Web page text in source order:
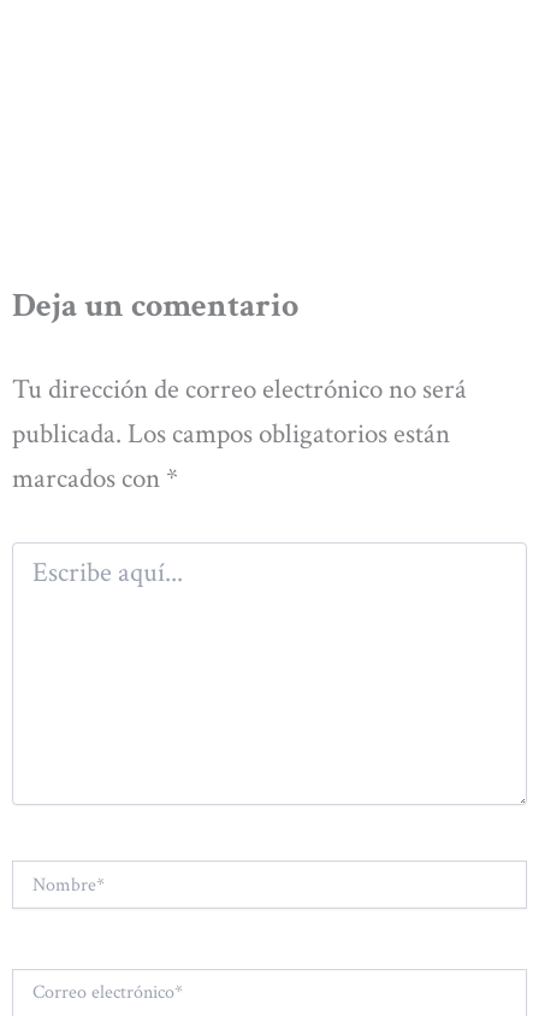
Deja un comentario
Tu dirección de correo electrónico no será
publicada. Los campos obligatorios están
marcados con *
Escribe
aquí...
Correo
electrónico*